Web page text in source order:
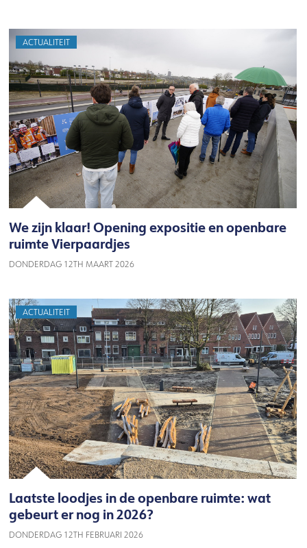
We zijn klaar! Opening expositie en openbare
ruimte Vierpaardjes
ACTUALITEIT
DONDERDAG 12TH MAART 2026
Laatste loodjes in de openbare ruimte: wat
gebeurt er nog in 2026?
ACTUALITEIT
DONDERDAG 12TH FEBRUARI 2026